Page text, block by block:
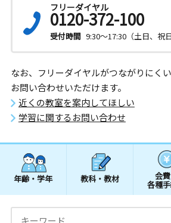
フリーダイヤル
0120-372-100
受付時間 9:30～17:30（土日、祝
なお、フリーダイヤルがつながりにく
お問い合わせいただけます。
近くの教室を案内してほしい
学習に関するお問い合わせ
年齢・学年 教科・教材 会費
各種